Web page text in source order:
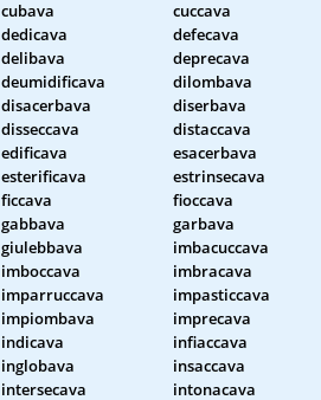
cubava
cuccava
dedicava
defecava
delibava
deprecava
deumidificava
dilombava
disacerbava
diserbava
disseccava
distaccava
edificava
esacerbava
esterificava
estrinsecava
ficcava
fioccava
gabbava
garbava
giulebbava
imbacuccava
imboccava
imbracava
imparruccava
impasticcava
impiombava
imprecava
indicava
infiaccava
inglobava
insaccava
intersecava
intonacava